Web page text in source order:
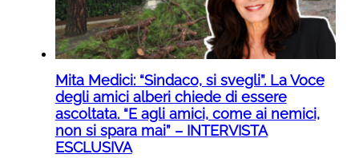
Mita Medici: “Sindaco, si svegli”. La Voce
degli amici alberi chiede di essere
ascoltata. “E agli amici, come ai nemici,
non si spara mai” – INTERVISTA
ESCLUSIVA